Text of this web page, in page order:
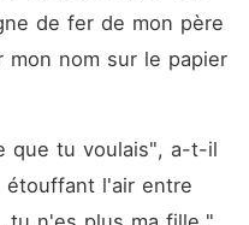
de fer de mon père
mon nom sur le papier
que tu voulais", a-t-il
étouffant l'air entre